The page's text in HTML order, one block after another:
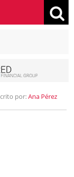
por:Ana Pérez